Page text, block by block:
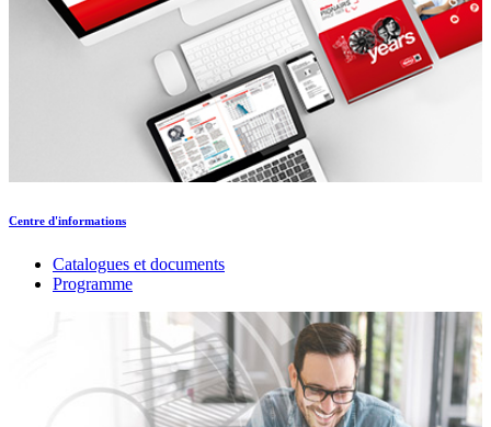
Centre d'informations
Catalogues et documents
Programme